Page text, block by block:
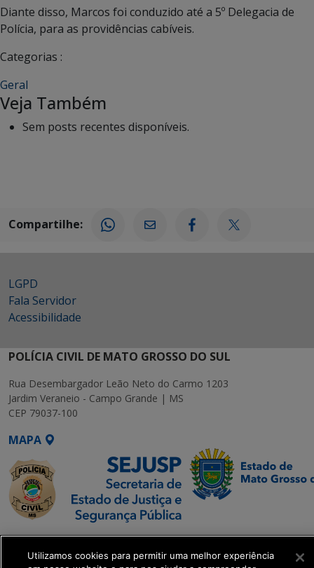
Diante disso, Marcos foi conduzido até a 5º Delegacia de
Polícia, para as providências cabíveis.
Categorias :
Geral
Veja Também
Sem posts recentes disponíveis.
Compartilhe:
LGPD
Fala Servidor
Acessibilidade
POLÍCIA CIVIL DE MATO GROSSO DO SUL
Rua Desembargador Leão Neto do Carmo 1203
Jardim Veraneio - Campo Grande | MS
CEP 79037-100
MAPA
SETDIG | Secretaria-
Executiva de
Utilizamos cookies para permitir uma melhor experiência